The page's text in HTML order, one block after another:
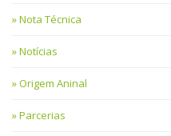
Nota Técnica
Notícias
Origem Aninal
Parcerias